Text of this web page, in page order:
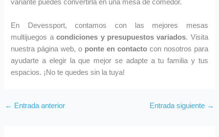
variante puedes convertirla en una mesa de comedor.
En Devessport, contamos con las mejores mesas
multijuegos acondiciones y presupuestos variados. Visita
nuestra página web, o ponte en contactocon nosotros para
ayudarte a elegir la que mejor se adapte a tu familia y tus
espacios. ¡No te quedes sin la tuya!
← Entrada anterior Entrada siguiente →